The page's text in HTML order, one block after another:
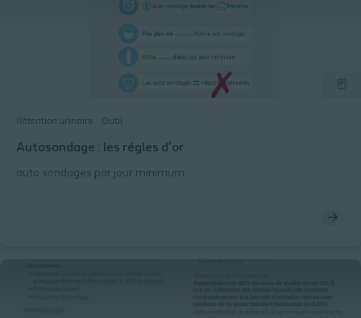
Rétention urinaire Outil
Autosondage : les régles d'or
auto sondages par jour minimum